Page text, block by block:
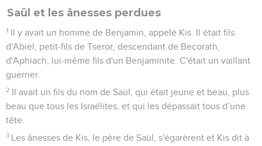
Saül et les ânesses perdues
1 Il y avait un homme de Benjamin, appelé Kis. Il était fils
d'Abiel, petit-fils de Tseror, descendant de Becorath,
d'Aphiach, lui-même fils d'un Benjaminite. C'était un vaillant
guerrier.
2 Il avait un fils du nom de Saül, qui était jeune et beau, plus
beau que tous les Israélites, et qui les dépassait tous d’une
tête.
3 Les ânesses de Kis, le père de Saül, s'égarèrent et Kis dit à